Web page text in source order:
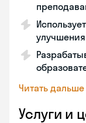
Читать дальше
Услуги и